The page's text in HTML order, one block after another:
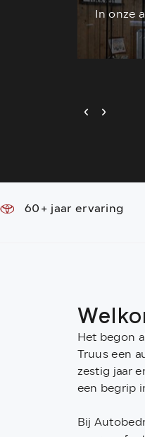
In onze
60+ jaar ervaring
Het begon
Truus een
zestig jaar
een begrip
Bij